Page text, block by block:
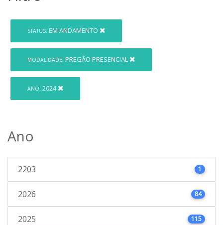
STATUS: EM ANDAMENTO
MODALIDADE: PREGÃO PRESENCIAL
ANO: 2024
Ano
2203 1
2026 84
2025 115